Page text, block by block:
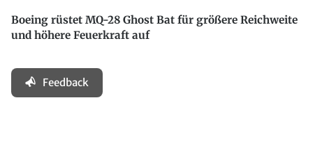
Boeing rüstet MQ-28 Ghost Bat für größere Reichweite
und höhere Feuerkraft auf
Feedback